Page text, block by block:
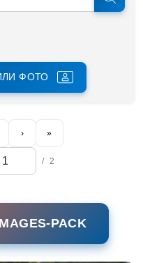
ФОТО
› »
/ 2
PACK